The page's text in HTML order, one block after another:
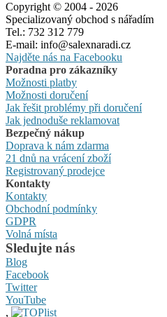
Copyright © 2004 - 2026
Specializovaný obchod s nářadím
Tel.: 732 312 779
E-mail: info@salexnaradi.cz
Najděte nás na Facebooku
Poradna pro zákazníky
Možnosti platby
Možnosti doručení
Jak řešit problémy při doručení
Jak jednoduše reklamovat
Bezpečný nákup
Doprava k nám zdarma
21 dnů na vrácení zboží
Registrovaný prodejce
Kontakty
Kontakty
Obchodní podmínky
GDPR
Volná místa
Sledujte nás
Blog
Facebook
Twitter
YouTube
,